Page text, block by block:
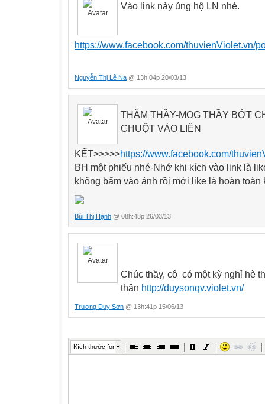
Vào link này ủng hộ LN nhé.
https://www.facebook.com/thuvienViolet.vn/
Nguyễn Thị Lê Na @ 13h:04p 20/03/13
THĂM THẦY-MOG THẦY BỚT
CHUỘT VÀO LIÊN
KẾT>>>>>https://www.facebook.com/
BH một phiếu nhé-Nhớ khi kích vào link là
không bấm vào ảnh rồi mới like là hoàn
Bùi Thị Hạnh @ 08h:48p 26/03/13
Chúc thầy, cô có một kỳ nghỉ hè
thân http://duysonqv.violet.vn/
Trương Duy Sơn @ 13h:41p 15/06/13
Kích thước font